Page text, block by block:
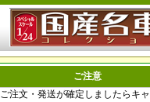
ご注意
ご注文・発送が確定しましたらキ